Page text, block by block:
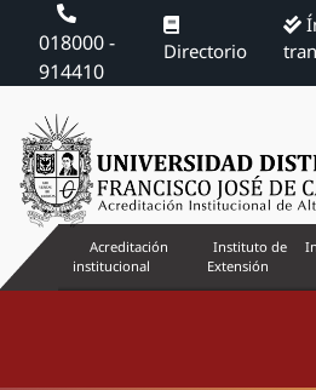
018000 -
914410
Directorio
Acreditación
institucional
Instituto de
Extensión